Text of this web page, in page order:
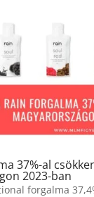
37%-al
2023-ban
forgalma